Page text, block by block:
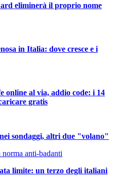
eliminerà il proprio nome
in Italia: dove cresce e i
online al via, addio code: i 14
gratis
sondaggi, altri due "volano"
limite: un terzo degli italiani